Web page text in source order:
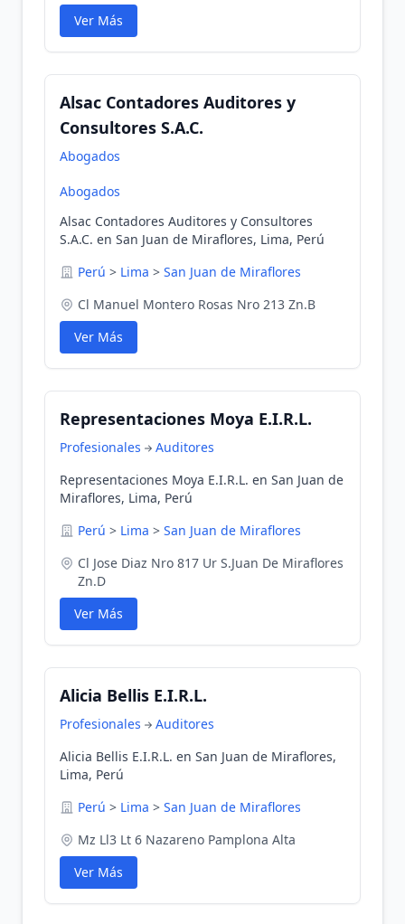
Ver Más
Alsac Contadores Auditores y
Consultores S.A.C.
Abogados
Abogados
Alsac Contadores Auditores y Consultores
S.A.C. en San Juan de Miraflores, Lima, Perú
Perú > Lima > San Juan de Miraflores
Cl Manuel Montero Rosas Nro 213 Zn.B
Ver Más
Representaciones Moya E.I.R.L.
Profesionales
Auditores
Representaciones Moya E.I.R.L. en San Juan de
Miraflores, Lima, Perú
Perú > Lima > San Juan de Miraflores
Cl Jose Diaz Nro 817 Ur S.Juan De Miraflores
Zn.D
Ver Más
Alicia Bellis E.I.R.L.
Profesionales
Auditores
Alicia Bellis E.I.R.L. en San Juan de Miraflores,
Lima, Perú
Perú > Lima > San Juan de Miraflores
Mz Ll3 Lt 6 Nazareno Pamplona Alta
Ver Más